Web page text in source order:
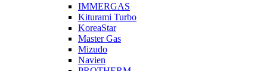
IMMERGAS
Kiturami Turbo
KoreaStar
Master Gas
Mizudo
Navien